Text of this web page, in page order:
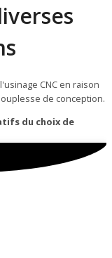
CNC en raison
de conception.
du choix de